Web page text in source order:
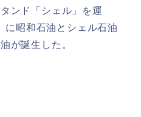
ンド「シェル」を運
昭和石油とシェル石油
が誕生した。